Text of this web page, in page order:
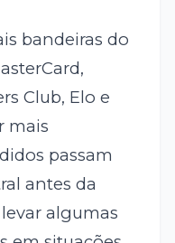
bandeiras do
Club, Elo e
mais
passam
antes da
algumas